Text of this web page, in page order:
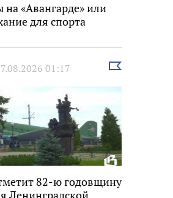
«Авангарде» или
для спорта
01:17
Выбрать
82-ю годовщину